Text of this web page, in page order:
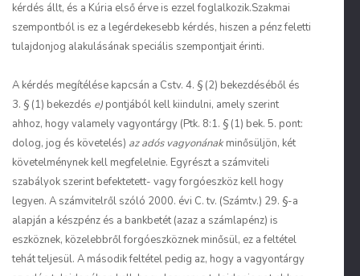
kérdés állt, és a Kúria első érve is ezzel foglalkozik.Szakmai
szempontból is ez a legérdekesebb kérdés, hiszen a pénz feletti
tulajdonjog alakulásának speciális szempontjait érinti.
A kérdés megítélése kapcsán a Cstv. 4. § (2) bekezdéséből és
3. § (1) bekezdés e) pontjából kell kiindulni, amely szerint
ahhoz, hogy valamely vagyontárgy (Ptk. 8:1. § (1) bek. 5. pont:
dolog, jog és követelés) az adós vagyonának minősüljön, két
követelménynek kell megfelelnie. Egyrészt a számviteli
szabályok szerint befektetett- vagy forgóeszköz kell hogy
legyen. A számvitelről szóló 2000. évi C. tv. (Számtv.) 29. §-a
alapján a készpénz és a bankbetét (azaz a számlapénz) is
eszköznek, közelebbről forgóeszköznek minősül, ez a feltétel
tehát teljesül. A második feltétel pedig az, hogy a vagyontárgy